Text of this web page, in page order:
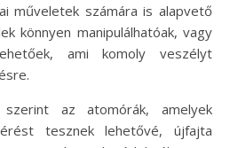
műveletek számára is alapvető
könnyen manipulálhatóak, vagy
ami komoly veszélyt
az atomórák, amelyek
tesznek lehetővé, újfajta